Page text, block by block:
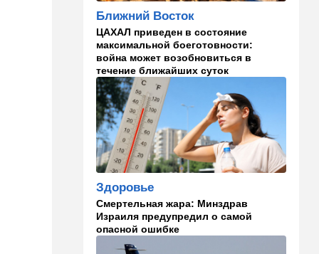
производитель "Упырей" - в
реанимации
15:10 Здоровье
Кишечник - второй мозг
человека и дирижер
иммунной системы
14:45 Ближний Восток
Даже Пезешкиан психанул:
загадка Моджтабы Хаменеи
становится все страннее
14:37 В мире
Теперь и Куба заговорила о
геноциде, но Израиль в
данном случае ни при чем
Ближний Восток
ЦАХАЛ приведен в состояние
максимальной боеготовности:
война может возобновиться в
течение ближайших суток
Здоровье
Смертельная жара: Минздрав
Израиля предупредил о самой
опасной ошибке